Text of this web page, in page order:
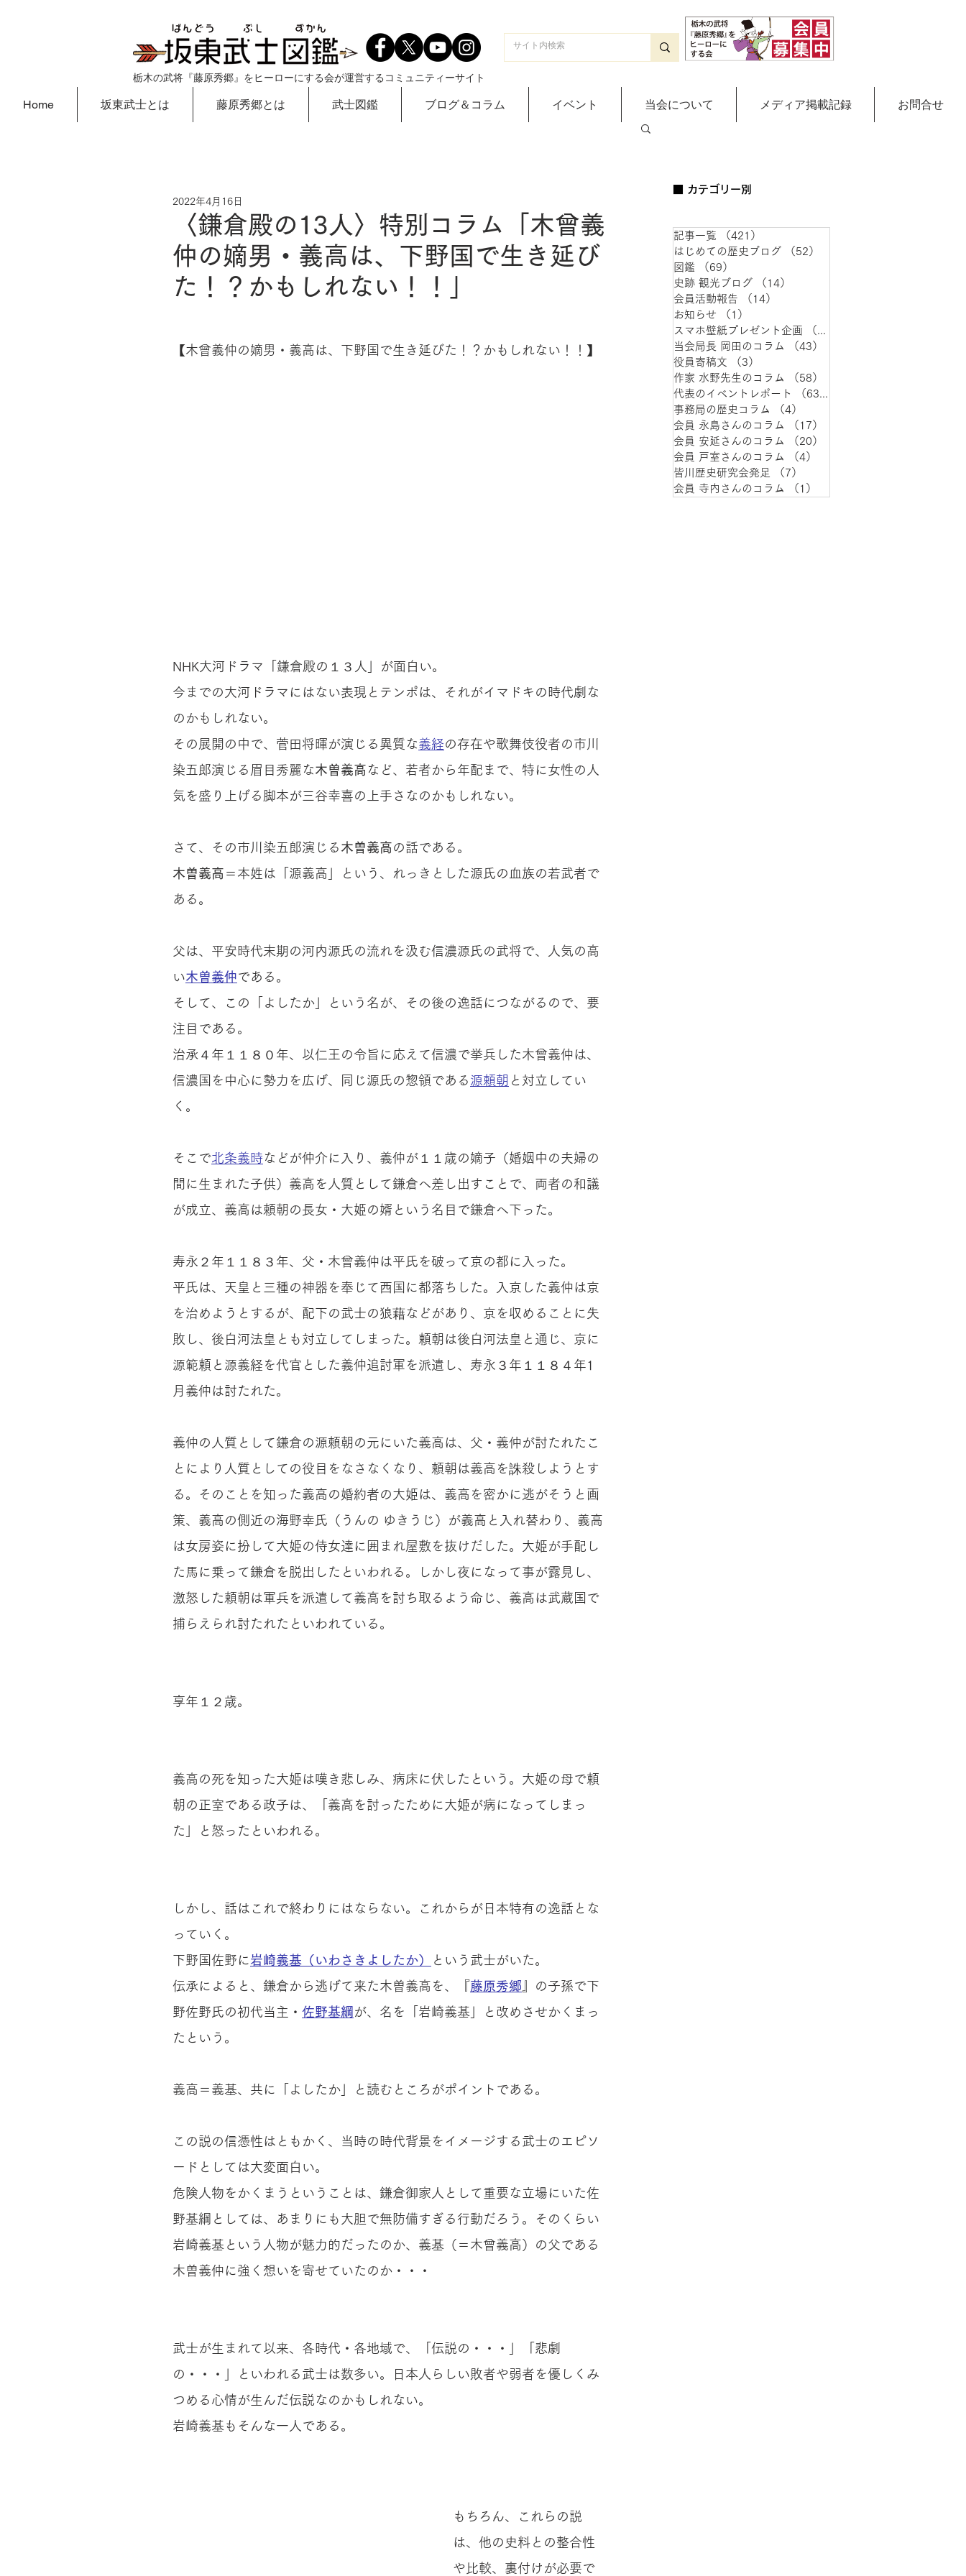
栃木の武将『藤原秀郷』をヒーローにする会が運営するコミュニティーサイト
Home 坂東武士とは 藤原秀郷とは 武士図鑑 ブログ＆コラム イベント 当会について メディア掲載記録 お問合せ
〈鎌倉殿の13人〉特別コラム「木曾義
仲の嫡男・義高は、下野国で生き延び
た！？かもしれない！！」
2022年4月16日
【木曾義仲の嫡男・義高は、下野国で生き延びた！？かもしれない！！】
NHK大河ドラマ「鎌倉殿の１３人」が面白い。
今までの大河ドラマにはない表現とテンポは、それがイマドキの時代劇な
のかもしれない。
その展開の中で、菅田将暉が演じる異質な義経の存在や歌舞伎役者の市川
染五郎演じる眉目秀麗な木曽義高 など、若者から年配まで、特に女性の人
気を盛り上げる脚本が三谷幸喜の上手さなのかもしれない。
さて、その市川染五郎演じる 木曽義高の話である。
木曽義高 ＝本姓は「源義高」という、れっきとした源氏の血族の若武者で
ある。
父は、平安時代末期の河内源氏の流れを汲む信濃源氏の武将で、人気の高
い木曽義仲である。
そして、この「よしたか」という名が、その後の逸話につながるので、要
注目である。
治承４年１１８０年、以仁王の令旨に応えて信濃で挙兵した木曾義仲は、
信濃国を中心に勢力を広げ、同じ源氏の惣領である 源頼朝 と対立してい
く。
そこで北条義時 などが仲介に入り、義仲が１１歳の嫡子（婚姻中の夫婦の
間に生まれた子供）義高を人質として鎌倉へ差し出すことで、両者の和議
が成立、義高は頼朝の長女・大姫の婿という名目で鎌倉へ下った。
寿永２年１１８３年、父・木曾義仲は平氏を破って京の都に入った。
平氏は、天皇と三種の神器を奉じて西国に都落ちした。入京した義仲は京
を治めようとするが、配下の武士の狼藉などがあり、京を収めることに失
敗し、後白河法皇とも対立してしまった。頼朝は後白河法皇と通じ、京に
源範頼と源義経を代官とした義仲追討軍を派遣し、寿永３年１１８４年1
月義仲は討たれた。
義仲の人質として鎌倉の源頼朝の元にいた義高は、父・義仲が討たれたこ
とにより人質としての役目をなさなくなり、頼朝は義高を誅殺しようとす
る。そのことを知った義高の婚約者の大姫は、義高を密かに逃がそうと画
策、義高の側近の海野幸氏（うんの ゆきうじ）が義高と入れ替わり、義高
は女房姿に扮して大姫の侍女達に囲まれ屋敷を抜けだした。大姫が手配し
た馬に乗って鎌倉を脱出したといわれる。しかし夜になって事が露見し、
激怒した頼朝は軍兵を派遣して義高を討ち取るよう命じ、義高は武蔵国で
捕らえられ討たれたといわれている。
享年１２歳。
義高の死を知った大姫は嘆き悲しみ、病床に伏したという。大姫の母で頼
朝の正室である政子は、「義高を討ったために大姫が病になってしまっ
た」と怒ったといわれる。
しかし、話はこれで終わりにはならない。これからが日本特有の逸話とな
っていく。
下野国佐野に岩崎義基（いわさきよしたか）
という武士がいた。
伝承によると、鎌倉から逃げて来た木曽義高を、『藤原秀郷 』の子孫で下
野佐野氏の初代当主・ 佐野基綱 が、名を「岩崎義基」と改めさせかくまっ
たという。
義高＝義基、共に「よしたか」と読むところがポイントである。
この説の信憑性はともかく、当時の時代背景をイメージする武士のエピソ
ードとしては大変面白い。
危険人物をかくまうということは、鎌倉御家人として重要な立場にいた佐
野基綱としては、あまりにも大胆で無防備すぎる行動だろう。そのくらい
岩崎義基という人物が魅力的だったのか、義基（＝木曾義高）の父である
木曽義仲に強く想いを寄せていたのか・・・
武士が生まれて以来、各時代・各地域で、「伝説の・・・」「悲劇
の・・・」といわれる武士は数多い。日本人らしい敗者や弱者を優しくみ
つめる心情が生んだ伝説なのかもしれない。
岩崎義基もそんな一人である。
もちろん、これらの説
は、他の史料との整合性
や比較、裏付けが必要で
■ カテゴリー別
記事一覧 （421）
はじめての歴史ブログ
（52）
図鑑
（69）
史跡 観光ブログ
（14）
会員活動報告
（14）
お知らせ
（1）
スマホ壁紙プレゼント企画
（1）
当会局長 岡田のコラム
（43）
役員寄稿文
（3）
作家 水野先生のコラム
（58）
代表のイベントレポート
（63）
事務局の歴史コラム
（4）
会員 永島さんのコラム
（17）
会員 安延さんのコラム
（20）
会員 戸室さんのコラム
（4）
皆川歴史研究会発足
（7）
会員 寺内さんのコラム
（1）